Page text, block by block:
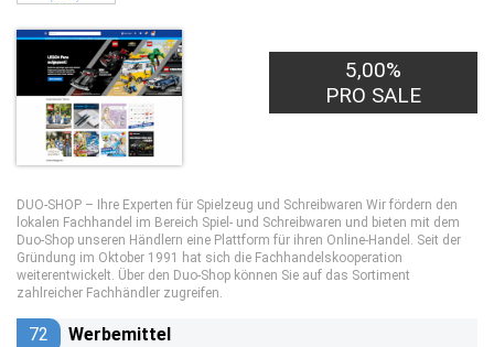
5,00%
PRO SALE
DUO-SHOP – Ihre Experten für Spielzeug und Schreibwaren Wir fördern den
lokalen Fachhandel im Bereich Spiel- und Schreibwaren und bieten mit dem
Duo-Shop unseren Händlern eine Plattform für ihren Online-Handel. Seit der
Gründung im Oktober 1991 hat sich die Fachhandelskooperation
weiterentwickelt. Über den Duo-Shop können Sie auf das Sortiment
zahlreicher Fachhändler zugreifen.
72 Werbemittel